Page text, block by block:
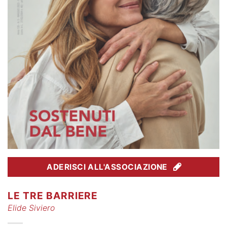
ADERISCI ALL'ASSOCIAZIONE
LE TRE BARRIERE
Elide Siviero